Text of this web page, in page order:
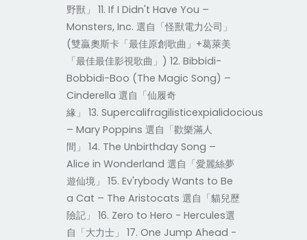
野獸」 11. If I Didn't Have You –
Monsters, Inc. 選自「怪獸電力公司」
(雙贏奧斯卡「最佳原創歌曲」+葛萊美
「最佳最佳影視歌曲」) 12. Bibbidi-
Bobbidi-Boo (The Magic Song) –
Cinderella 選自「仙履奇
緣」 13. Supercalifragilisticexpialidocious
– Mary Poppins 選自「歡樂滿人
間」 14. The Unbirthday Song –
Alice in Wonderland 選自「愛麗絲夢
遊仙境」 15. Ev'rybody Wants to Be
a Cat – The Aristocats 選自「貓兒歷
險記」 16. Zero to Hero - Hercules選
自「大力士」 17. One Jump Ahead -